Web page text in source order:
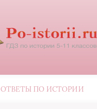
ОТВЕТЫ ПО ИСТОРИИ